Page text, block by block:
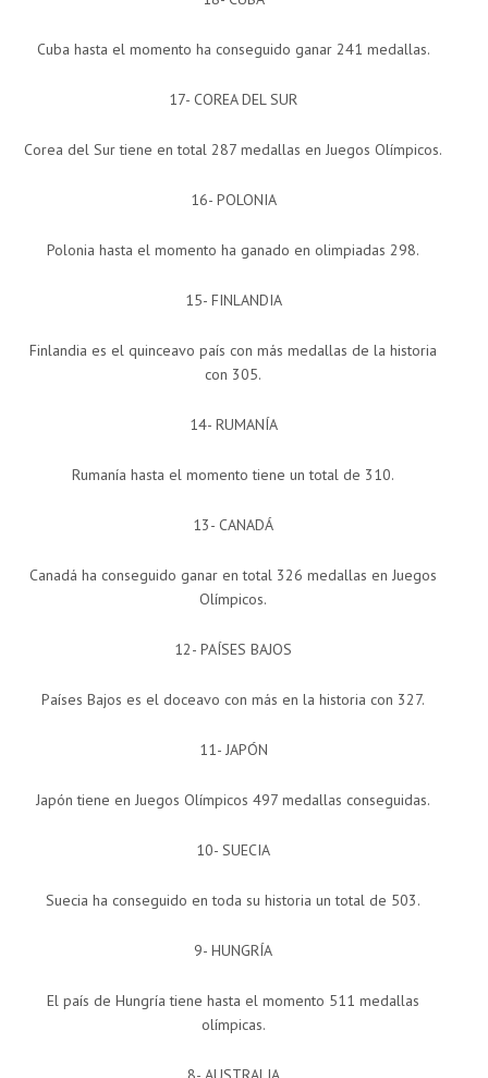
Cuba hasta el momento ha conseguido ganar 241 medallas.
17- COREA DEL SUR
Corea del Sur tiene en total 287 medallas en Juegos Olímpicos.
16- POLONIA
Polonia hasta el momento ha ganado en olimpiadas 298.
15- FINLANDIA
Finlandia es el quinceavo país con más medallas de la historia
con 305.
14- RUMANÍA
Rumanía hasta el momento tiene un total de 310.
13- CANADÁ
Canadá ha conseguido ganar en total 326 medallas en Juegos
Olímpicos.
12- PAÍSES BAJOS
Países Bajos es el doceavo con más en la historia con 327.
11- JAPÓN
Japón tiene en Juegos Olímpicos 497 medallas conseguidas.
10- SUECIA
Suecia ha conseguido en toda su historia un total de 503.
9- HUNGRÍA
El país de Hungría tiene hasta el momento 511 medallas
olímpicas.